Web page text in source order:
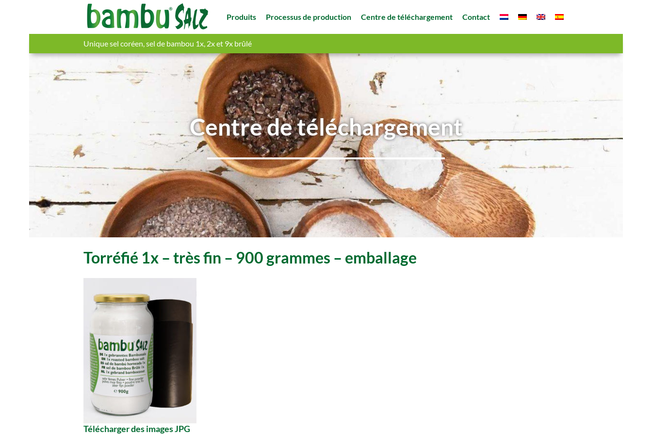
Produits Processus de production Centre de téléchargement Contact
Unique sel coréen, sel de bambou 1x, 2x et 9x brûlé
Centre de téléchargement
Torréfié 1x – très fin – 900 grammes – emballage
Télécharger des images JPG